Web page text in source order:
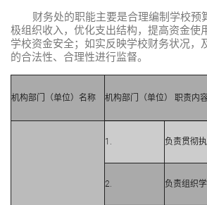
财务处的职能主要是合理编制学校
极组织收入，优化支出结构，提高资金使
学校资金安全；如实反映学校财务状况
的合法性、合理性进行监督。
机构部门（单位）名称 机构部门（单位） 职责内
1. 负责贯彻
2. 负责组织